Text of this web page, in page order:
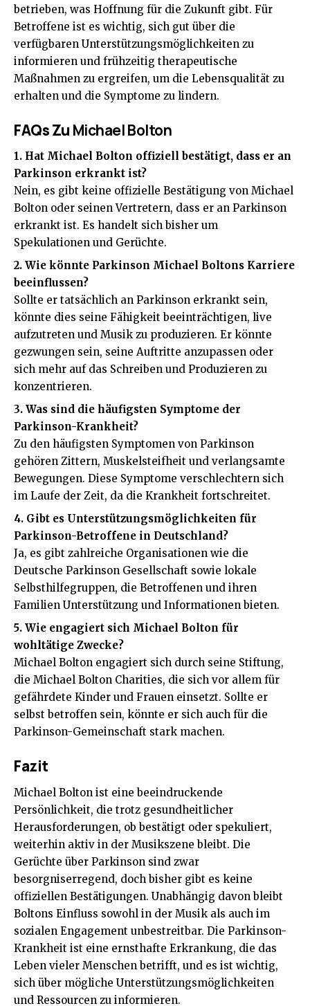
betrieben, was Hoffnung für die Zukunft gibt. Für
Betroffene ist es wichtig, sich gut über die
verfügbaren Unterstützungsmöglichkeiten zu
informieren und frühzeitig therapeutische
Maßnahmen zu ergreifen, um die Lebensqualität zu
erhalten und die Symptome zu lindern.
FAQs Zu Michael Bolton
1. Hat Michael Bolton offiziell bestätigt, dass er an
Parkinson erkrankt ist?
Nein, es gibt keine offizielle Bestätigung von Michael
Bolton oder seinen Vertretern, dass er an Parkinson
erkrankt ist. Es handelt sich bisher um
Spekulationen und Gerüchte.
2. Wie könnte Parkinson Michael Boltons Karriere
beeinflussen?
Sollte er tatsächlich an Parkinson erkrankt sein,
könnte dies seine Fähigkeit beeinträchtigen, live
aufzutreten und Musik zu produzieren. Er könnte
gezwungen sein, seine Auftritte anzupassen oder
sich mehr auf das Schreiben und Produzieren zu
konzentrieren.
3. Was sind die häufigsten Symptome der
Parkinson-Krankheit?
Zu den häufigsten Symptomen von Parkinson
gehören Zittern, Muskelsteifheit und verlangsamte
Bewegungen. Diese Symptome verschlechtern sich
im Laufe der Zeit, da die Krankheit fortschreitet.
4. Gibt es Unterstützungsmöglichkeiten für
Parkinson-Betroffene in Deutschland?
Ja, es gibt zahlreiche Organisationen wie die
Deutsche Parkinson Gesellschaft sowie lokale
Selbsthilfegruppen, die Betroffenen und ihren
Familien Unterstützung und Informationen bieten.
5. Wie engagiert sich Michael Bolton für
wohltätige Zwecke?
Michael Bolton engagiert sich durch seine Stiftung,
die Michael Bolton Charities, die sich vor allem für
gefährdete Kinder und Frauen einsetzt. Sollte er
selbst betroffen sein, könnte er sich auch für die
Parkinson-Gemeinschaft stark machen.
Fazit
Michael Bolton ist eine beeindruckende
Persönlichkeit, die trotz gesundheitlicher
Herausforderungen, ob bestätigt oder spekuliert,
weiterhin aktiv in der Musikszene bleibt. Die
Gerüchte über Parkinson sind zwar
besorgniserregend, doch bisher gibt es keine
offiziellen Bestätigungen. Unabhängig davon bleibt
Boltons Einfluss sowohl in der Musik als auch im
sozialen Engagement unbestreitbar. Die Parkinson-
Krankheit ist eine ernsthafte Erkrankung, die das
Leben vieler Menschen betrifft, und es ist wichtig,
sich über mögliche Unterstützungsmöglichkeiten
und Ressourcen zu informieren.